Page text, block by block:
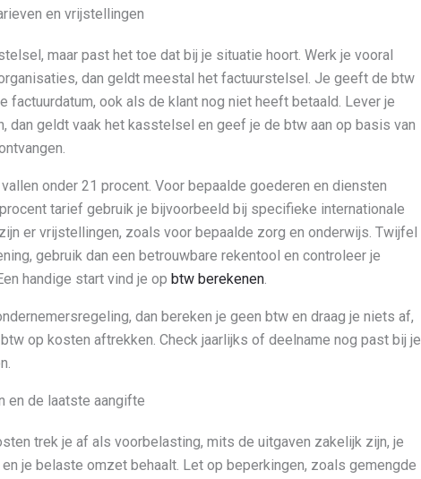
en vrijstellingen
maar past het toe dat bij je situatie hoort. Werk je vooral
dan geldt meestal het factuurstelsel. Je geeft de btw
factuurdatum, ook als de klant nog niet heeft betaald. Lever je
dan geldt vaak het kasstelsel en geef je de btw aan op basis van
onder 21 procent. Voor bepaalde goederen en diensten
tarief gebruik je bijvoorbeeld bij specifieke internationale
er vrijstellingen, zoals voor bepaalde zorg en onderwijs. Twijfel
gebruik dan een betrouwbare rekentool en controleer je
handige start vind je op btw berekenen.
dan bereken je geen btw en draag je niets af,
op kosten aftrekken. Check jaarlijks of deelname nog past bij je
en de laatste aangifte
trek je af als voorbelasting, mits de uitgaven zakelijk zijn, je
je belaste omzet behaalt. Let op beperkingen, zoals gemengde